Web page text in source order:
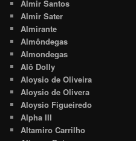
Almir Santos
Almir Sater
Almirante
Almôndegas
Almondegas
Alô Dolly
Aloysio de Oliveira
Aloysio de Olivera
Aloysio Figueiredo
Alpha III
Altamiro Carrilho